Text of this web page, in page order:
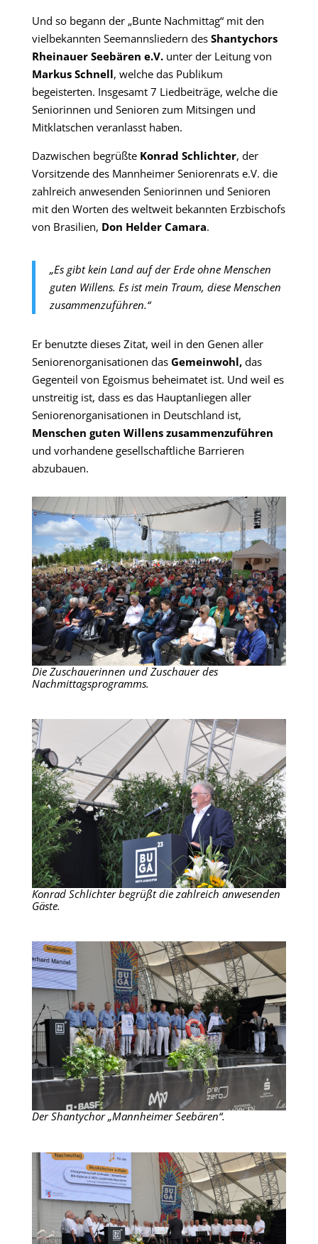
Und so begann der „Bunte Nachmittag“ mit den
vielbekannten Seemannsliedern des Shantychors
Rheinauer Seebären e.V.unter der Leitung von
Markus Schnell, welche das Publikum
begeisterten. Insgesamt 7 Liedbeiträge, welche die
Seniorinnen und Senioren zum Mitsingen und
Mitklatschen veranlasst haben.
Dazwischen begrüßte Konrad Schlichter, der
Vorsitzende des Mannheimer Seniorenrats e.V. die
zahlreich anwesenden Seniorinnen und Senioren
mit den Worten des weltweit bekannten Erzbischofs
von Brasilien, Don Helder Camara.
„Es gibt kein Land auf der Erde ohne Menschen
guten Willens. Es ist mein Traum, diese Menschen
zusammenzuführen.“
Er benutzte dieses Zitat, weil in den Genen aller
Seniorenorganisationen das Gemeinwohl,das
Gegenteil von Egoismus beheimatet ist. Und weil es
unstreitig ist, dass es das Hauptanliegen aller
Seniorenorganisationen in Deutschland ist,
Menschen guten Willens zusammenzuführen
und vorhandene gesellschaftliche Barrieren
abzubauen.
Die Zuschauerinnen und Zuschauer des
Nachmittagsprogramms.
Konrad Schlichter begrüßt die zahlreich anwesenden
Gäste.
Der Shantychor „Mannheimer Seebären“.